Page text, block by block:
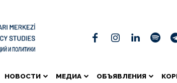
НОВОСТИ МЕДИА ОБЪЯВЛЕНИЯ